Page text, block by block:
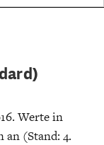
Werte in
an (Stand: 4.